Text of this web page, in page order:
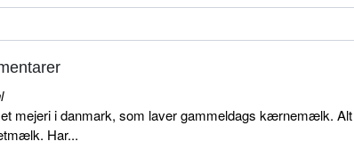
mejeri i danmark, som laver gammeldags kærnemælk.
Har...